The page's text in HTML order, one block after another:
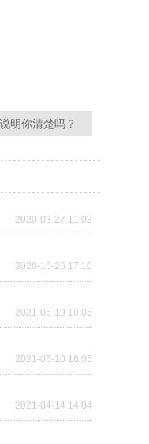
明你清楚吗？
2020-03-27 11:03
2020-10-26 17:10
2021-05-19 10:05
2021-05-10 16:05
2021-04-14 14:04